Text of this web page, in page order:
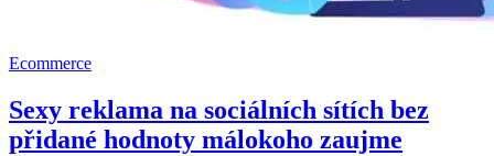
Ecommerce
Sexy reklama na sociálních sítích bez
přidané hodnoty málokoho zaujme